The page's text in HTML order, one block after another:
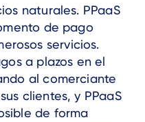
naturales. PPaaS
de pago
servicios.
a plazos en el
al comerciante
clientes, y PPaaS
de forma